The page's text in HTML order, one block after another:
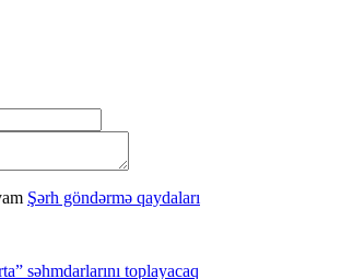
Şərh göndərmə qaydaları